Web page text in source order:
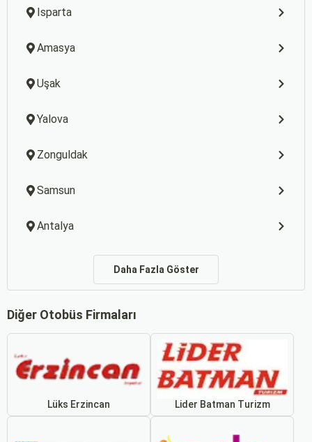
Isparta
Amasya
Uşak
Yalova
Zonguldak
Samsun
Antalya
Daha Fazla Göster
Diğer Otobüs Firmaları
Lüks Erzincan Lider Batman Turizm